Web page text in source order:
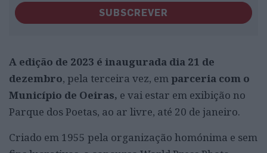
SUBSCREVER
A edição de 2023 é inaugurada dia 21 de
dezembro, pela terceira vez, em parceria com o
Município de Oeiras, e vai estar em exibição no
Parque dos Poetas, ao ar livre, até 20 de janeiro.
Criado em 1955 pela organização homónima e sem